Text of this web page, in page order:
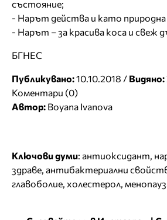
състояние;
- Нарът действа и като природна
- Нарът – за красива коса и свеж
БГНЕС
Публикувано:10.10.2018 / Видяно:
Коментари (0)
Автор: Boyana Ivanova
Ключови думи: антиоксидант,
здраве, антибактериални
главоболие, холестерол,